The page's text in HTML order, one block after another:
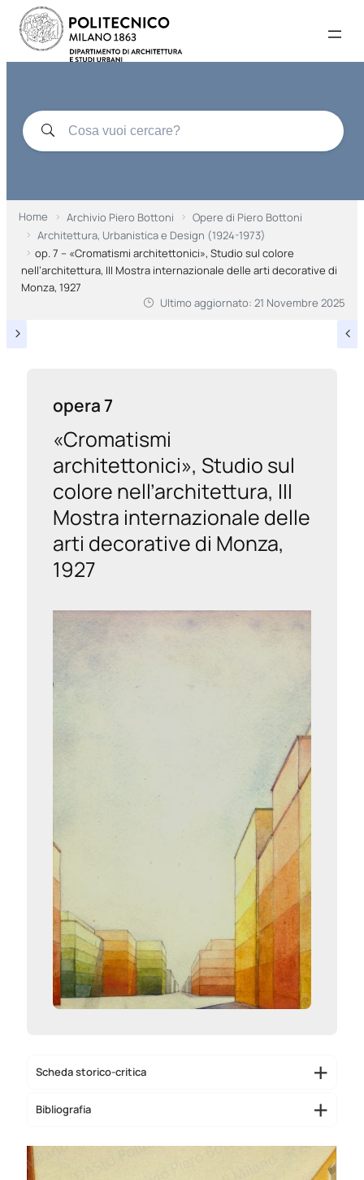
Home Archivio Piero Bottoni
Opere di Piero Bottoni
Architettura, Urbanistica e Design (1924-1973)
op. 7 – «Cromatismi architettonici», Studio sul colore
nell’architettura, III Mostra internazionale delle arti decorative di
Monza, 1927
Ultimo aggiornato: 21 Novembre 2025
opera 7
«Cromatismi
architettonici», Studio sul
colore nell’architettura, III
Mostra internazionale delle
arti decorative di Monza,
1927
Scheda storico-critica
Bibliografia